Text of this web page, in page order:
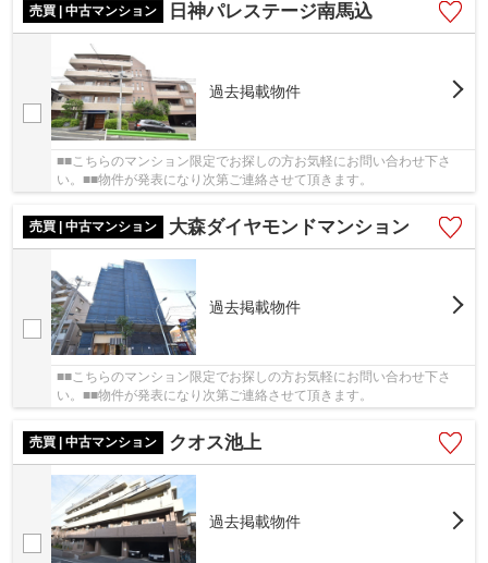
売買 | 中古マンション 日神パレステージ南馬込
過去掲載物件
■■こちらのマンション限定でお探しの方お気軽にお問い合わせ下さ
い。■■物件が発表になり次第ご連絡させて頂きます。
売買 | 中古マンション 大森ダイヤモンドマンション
過去掲載物件
■■こちらのマンション限定でお探しの方お気軽にお問い合わせ下さ
い。■■物件が発表になり次第ご連絡させて頂きます。
売買 | 中古マンション クオス池上
過去掲載物件